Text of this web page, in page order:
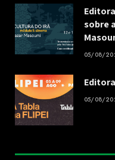
sobre
05/08/
05/08/